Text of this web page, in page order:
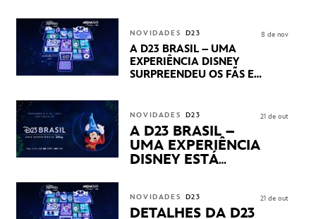
STUDIOS REVELARAM
PRÉVIAS E NOVIDADES
DOS SEUS PRÓXIMOS
LANÇAMENTOS
NOVIDADES D23
A D23 BRASIL – UMA
EXPERIÊNCIA DISNEY
SURPREENDEU OS FÃS EM
APRESENTAÇÕES E
PRODUTOS EXCLUSIVOS
NO TRANSAMÉRICA EXPO
CENTER EM SÃO PAULO
8 de nov
NOVIDADES D23
A D23 BRASIL –
UMA EXPERIÊNCIA
DISNEY ESTÁ
21 de out
NOVIDADES D23
DETALHES DA D23
21 de out